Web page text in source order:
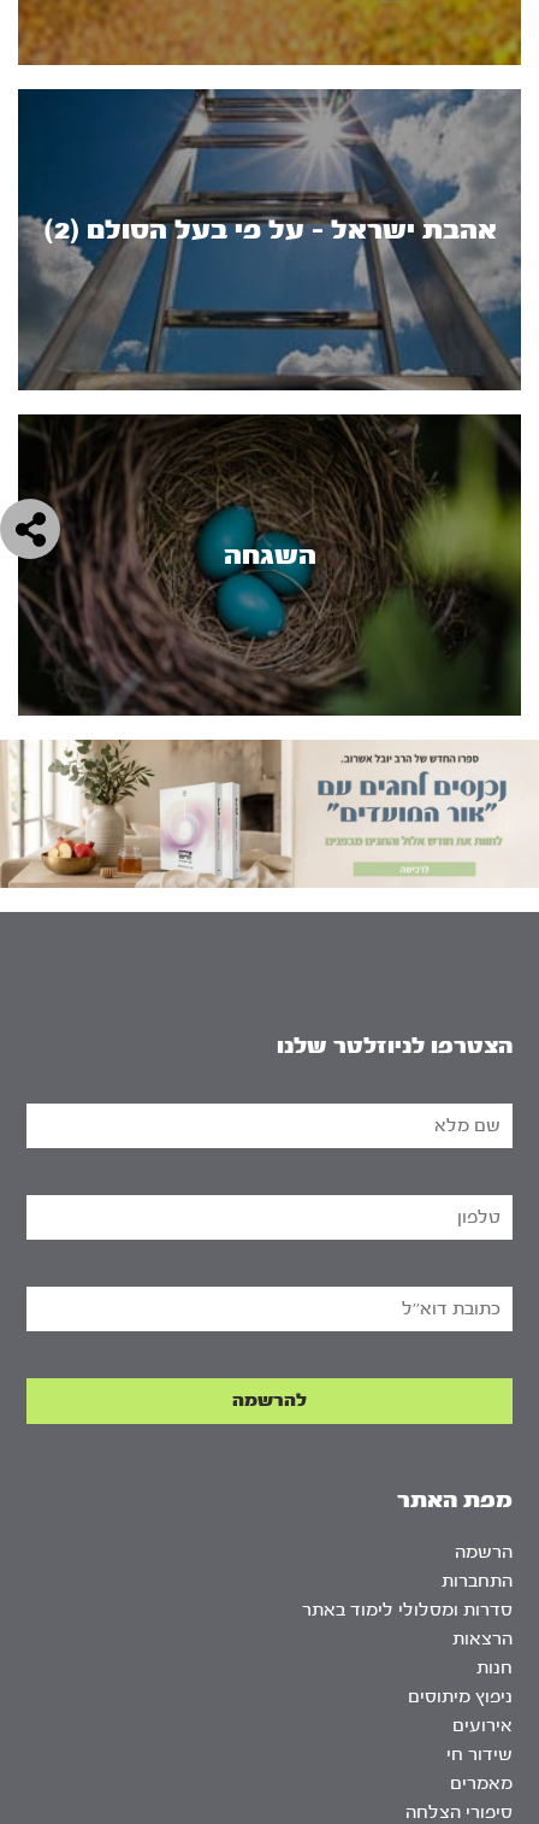
אהבת ישראל - על פי בעל הסולם (2)
השגחה
מפת האתר
הרשמה
התחברות
סדרות ומסלולי לימוד באתר
הרצאות
חנות
ניפוץ מיתוסים
אירועים
שידור חי
מאמרים
סיפורי הצלחה
הצטרפו לניוזלטר שלנו